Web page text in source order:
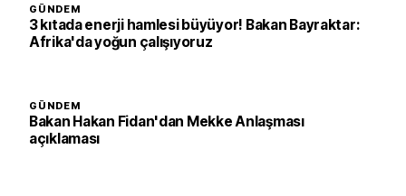
GÜNDEM
3 kıtada enerji hamlesi büyüyor! Bakan Bayraktar:
Afrika'da yoğun çalışıyoruz
GÜNDEM
Bakan Hakan Fidan'dan Mekke Anlaşması
açıklaması